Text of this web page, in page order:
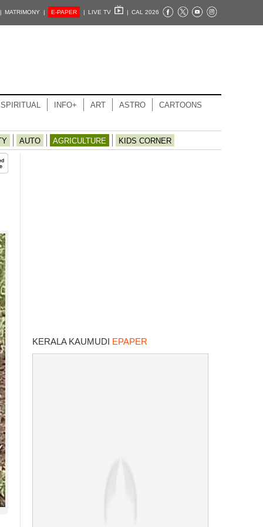
MATRIMONY | E-PAPER | LIVE TV | CAL 2026
SPIRITUAL INFO+ ART ASTRO CARTOONS
AUTO AGRICULTURE KIDS CORNER
KERALA KAUMUDI EPAPER